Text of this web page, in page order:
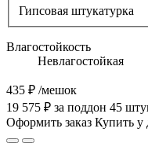
Гипсовая штукатурка
Влагостойкость
Невлагостойкая
435 ₽ /мешок
19 575 ₽ за поддон 45
Оформить заказ Купить у